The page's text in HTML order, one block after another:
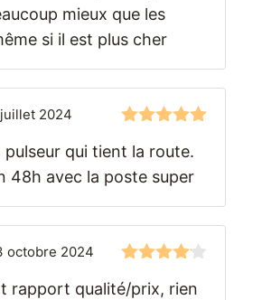
mieux que les
si il est plus cher
2024
pulseur qui tient la route.
48h avec la poste super
octobre 2024
rapport qualité/prix, rien